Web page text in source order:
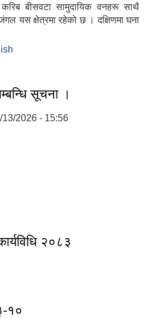
बीसवटा सामुदायिक वनहरू साथै
यस क्षेत्रमा रहेको छ । दक्षिणमा घना
सामान्य परिचय:-
सूचना ।
13/2026 - 15:56
२०८३
१०